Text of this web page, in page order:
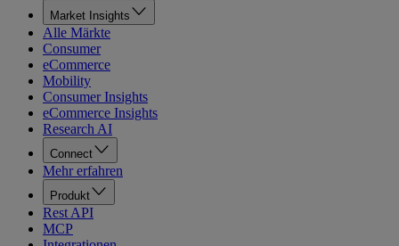
Market Insights
Alle Märkte
Consumer
eCommerce
Mobility
Consumer Insights
eCommerce Insights
Research AI
Connect
Mehr erfahren
Produkt
Rest API
MCP